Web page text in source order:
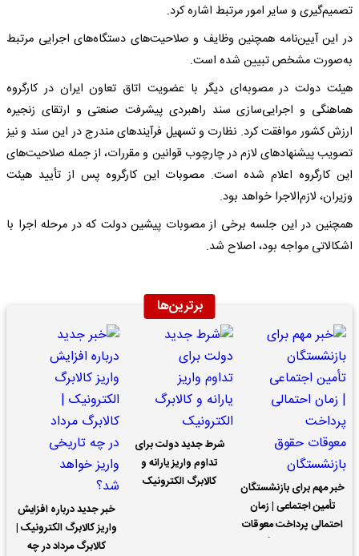
تصمیم‌گیری و سایر امور مرتبط اشاره کرد.
در این آیین‌نامه همچنین وظایف و صلاحیت‌های دستگاه‌های اجرایی مرتبط
به‌صورت مشخص تبیین شده است.
هیئت دولت در مصوبه‌ای دیگر با عضویت اتاق تعاون ایران در کارگروه
هماهنگی و اجرایی‌سازی سند راهبردی پیشرفت صنعتی و ارتقای زنجیره
ارزش کشور موافقت کرد. نظارت و تسهیل فرآیندهای مندرج در این سند و نیز
تصویب پیشنهادهای لازم در چارچوب قوانین و مقررات، از جمله صلاحیت‌های
این کارگروه اعلام شده است. مصوبات این کارگروه پس از تأیید هیئت
وزیران، لازم‌الاجرا خواهد بود.
همچنین در این جلسه برخی از مصوبات پیشین دولت که در مرحله اجرا با
اشکالاتی مواجه بود، اصلاح شد.
برترین‌ها
خبر مهم برای بازنشستگان
تأمین اجتماعی | زمان
احتمالی پرداخت معوقات
شرط جدید دولت برای
تداوم واریز یارانه و
کالابرگ الکترونیک
خبر جدید درباره افزایش
واریز کالابرگ الکترونیک |
کالابرگ مرداد در چه